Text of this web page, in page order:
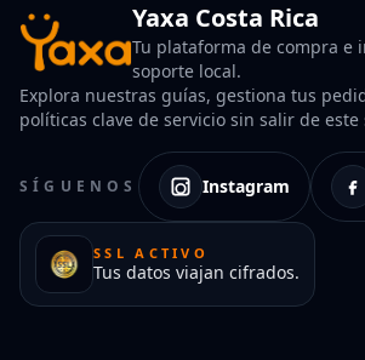
Yaxa Costa Rica
Tu plataforma de compra e
soporte local.
Explora nuestras guías, gestiona tus
políticas clave de servicio sin salir de este
SÍGUENOS Instagram
SSL ACTIVO
Tus datos viajan cifrados.